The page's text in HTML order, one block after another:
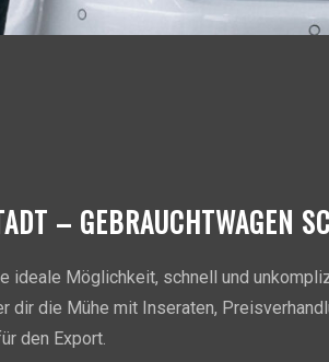
– GEBRAUCHTWAGEN
ideale Möglichkeit, schnell und
dir die Mühe mit Inseraten,
den Export.